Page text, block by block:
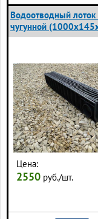
Водоотводный
чугунной
Цена:
2550 руб./шт.